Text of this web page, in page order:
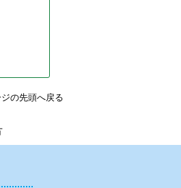
の先頭へ戻る